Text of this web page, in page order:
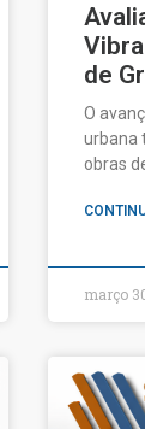
de
O
urbana
obras
março